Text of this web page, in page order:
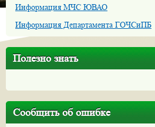
Информация МЧС ЮВАО
Информация Департамента ГОЧСиПБ
Полезно знать
Сообщить об ошибке